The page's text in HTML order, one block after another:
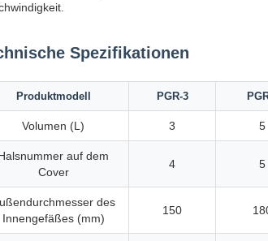
Spezifikationen
Produktmodell PGR-3
Volumen (L) 3 5
auf dem
Cover
4 5
des
Innengefäßes (mm)
150